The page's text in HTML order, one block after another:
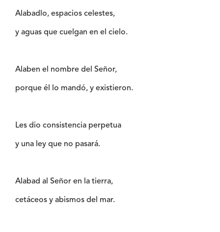
Alabadlo, espacios celestes,
y aguas que cuelgan en el cielo.
Alaben el nombre del Señor,
porque él lo mandó, y existieron.
Les dio consistencia perpetua
y una ley que no pasará.
Alabad al Señor en la tierra,
cetáceos y abismos del mar.